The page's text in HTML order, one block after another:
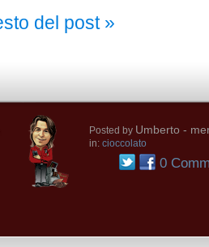
del post »
Posted by Umberto -
in: cioccolato
0